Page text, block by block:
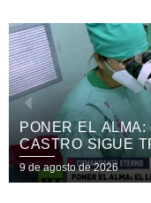
EL ALMA: EL
SIGUE
de 2026